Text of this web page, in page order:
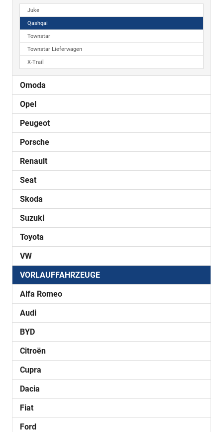
Juke
Qashqai
Townstar
Townstar Lieferwagen
X-Trail
Omoda
Opel
Peugeot
Porsche
Renault
Seat
Skoda
Suzuki
Toyota
VW
VORLAUFFAHRZEUGE
Alfa Romeo
Audi
BYD
Citroën
Cupra
Dacia
Fiat
Ford